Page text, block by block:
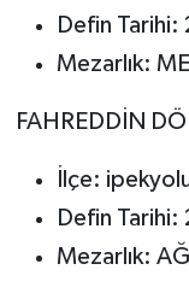
Defin
Mezarlık:
FAHREDDİN
İlçe:
Defin
Mezarlık: